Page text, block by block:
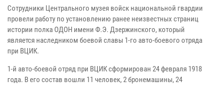
Сотрудники Центрального музея войск национальной гвардии
провели работу по установлению ранее неизвестных страниц
истории полка ОДОН имени Ф.Э. Дзержинского, который
является наследником боевой славы 1-го авто-боевого отряда
при ВЦИК.
1-й авто-боевой отряд при ВЦИК сформирован 24 февраля 1918
года. В его состав вошли 11 человек, 2 бронемашины, 24